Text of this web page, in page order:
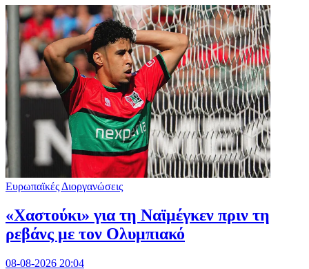
Ευρωπαϊκές Διοργανώσεις
«Χαστούκι» για τη Ναϊμέγκεν πριν τη
ρεβάνς με τον Ολυμπιακό
08-08-2026 20:04